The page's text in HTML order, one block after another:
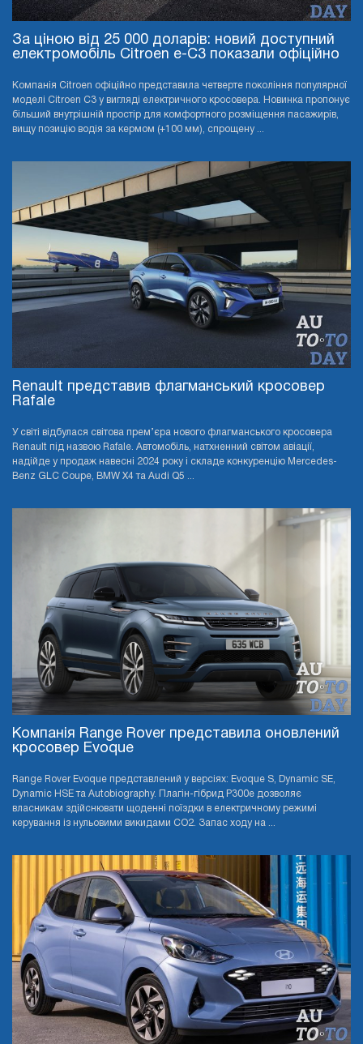
За ціною від 25 000 доларів: новий доступний
електромобіль Citroen e-C3 показали офіційно
Компанія Citroen офіційно представила четверте покоління популярної
моделі Citroen C3 у вигляді електричного кросовера. Новинка пропонує
більший внутрішній простір для комфортного розміщення пасажирів,
вищу позицію водія за кермом (+100 мм), спрощену ...
Renault представив флагманський кросовер
Rafale
У світі відбулася світова прем’єра нового флагманського кросовера
Renault під назвою Rafale. Автомобіль, натхненний світом авіації,
надійде у продаж навесні 2024 року і складе конкуренцію Mercedes-
Benz GLC Coupe, BMW X4 та Audi Q5 ...
Компанія Range Rover представила оновлений
кросовер Evoque
Range Rover Evoque представлений у версіях: Evoque S, Dynamic SE,
Dynamic HSE та Autobiography. Плагін-гібрид P300e дозволяє
власникам здійснювати щоденні поїздки в електричному режимі
керування із нульовими викидами CO2. Запас ходу на ...